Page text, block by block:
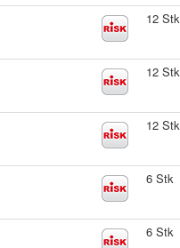
12 Stk
12 Stk
12 Stk
6 Stk
6 Stk